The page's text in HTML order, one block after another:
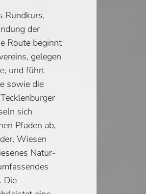
Rundkurs,
der
Route beginnt
gelegen
und führt
sowie die
sich
Pfaden ab,
Wiesen
Natur-
Die